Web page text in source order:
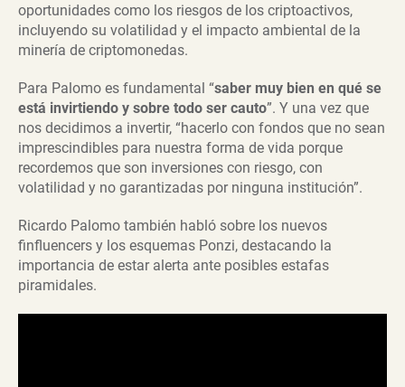
oportunidades como los riesgos de los criptoactivos,
incluyendo su volatilidad y el impacto ambiental de la
minería de criptomonedas.
Para Palomo es fundamental “saber muy bien en qué se
está invirtiendo y sobre todo ser cauto”. Y una vez que
nos decidimos a invertir, “hacerlo con fondos que no sean
imprescindibles para nuestra forma de vida porque
recordemos que son inversiones con riesgo, con
volatilidad y no garantizadas por ninguna institución”.
Ricardo Palomo también habló sobre los nuevos
finfluencers y los esquemas Ponzi, destacando la
importancia de estar alerta ante posibles estafas
piramidales.